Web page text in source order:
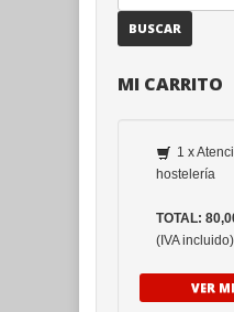
BUSCAR
MI CARRITO
1 x
hostelería
TOTAL:
(IVA incluido)
VER